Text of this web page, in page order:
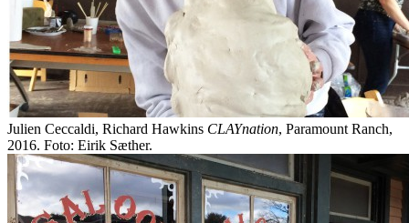
Julien Ceccaldi, Richard Hawkins CLAYnation, Paramount Ranch,
2016. Foto: Eirik Sæther.